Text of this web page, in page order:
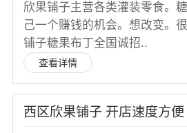
欣果铺子主营各类灌装零食。
己一个赚钱的机会。想改变。
铺子糖果布丁全国诚招..
查看详情
西区欣果铺子 开店速度方便